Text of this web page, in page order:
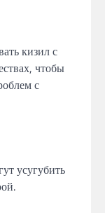
кизил с
чтобы
с
усугубить